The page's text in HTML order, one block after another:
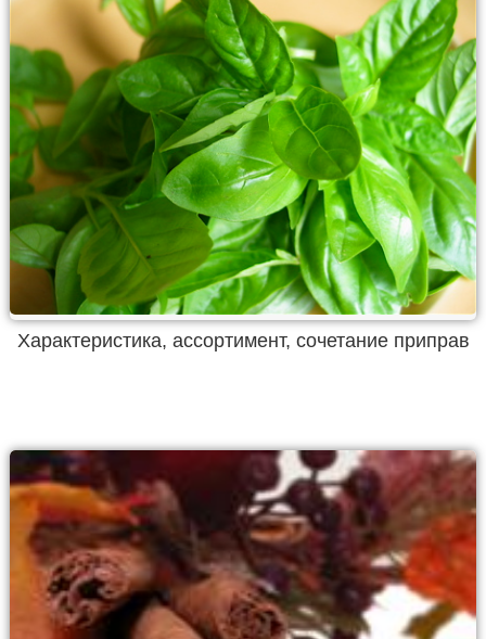
Характеристика, ассортимент, сочетание приправ